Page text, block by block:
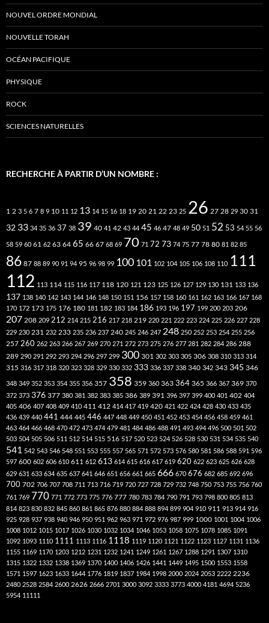
NOUVEL ORDRE MONDIAL
NOUVELLE TORAH
OCÉAN PACIFIQUE
PHYSIQUE
ROCK
SCIENCES NATURELLES
RECHERCHE À PARTIR D’UN NOMBRE :
1 2 3 5 6 7 8 9 10 11 12 13 14 15 16 18 19 20 21 22 23 25 26 27 28 29 30 31
32 33 34 35 36 37 38 39 40 41 42 43 44 45 46 47 48 49 50 51 52 53 54 55 56
58 59 60 61 62 63 64 65 66 67 68 69 70 71 72 73 74 75 77 78 80 81 82 85
86 87 88 89 90 91 94 95 96 98 99 100 101 102 104 105 106 108 110 111
112 113 114 115 116 117 118 120 121 123 125 126 127 129 130 131 133 136
137 138 140 142 143 144 146 148 150 151 156 157 158 160 161 162 163 166 167 168
170 172 173 175 176 180 181 182 183 184 186 193 196 197 199 200 203 206
207 208 209 212 214 215 216 217 218 219 220 221 222 223 224 225 226 227 228
229 230 231 232 233 235 236 237 240 245 246 247 248 250 252 253 254 255 256
257 260 262 263 266 267 269 270 271 272 273 275 276 277 281 282 284 286 288
289 290 291 292 293 294 296 297 299 300 301 302 303 305 306 308 310 313 314
315 316 317 318 320 323 328 329 330 332 333 336 337 338 340 342 343 345 346
348 349 352 353 354 355 356 357 358 359 360 363 364 365 366 367 369 370
372 373 376 377 380 381 382 383 385 386 389 391 396 397 399 400 401 402 404
405 406 407 408 409 410 411 412 414 417 419 420 421 422 424 428 430 433 435
436 439 440 441 444 445 446 447 448 449 450 451 452 453 454 456 458 459 461
463 464 466 468 470 472 473 474 479 481 484 486 488 491 493 494 496 500 501 502
503 504 505 506 511 512 514 515 516 517 520 523 524 526 528 530 531 534 535 540
541 542 543 546 548 551 553 555 557 565 571 572 573 576 580 581 586 588 591 596
597 600 602 606 610 611 612 613 614 615 616 617 619 620 622 623 625 626 628
629 631 633 634 635 637 641 646 651 656 661 665 666 670 676 682 685 692 696
700 702 706 707 708 711 713 716 719 720 727 728 729 732 748 750 753 755 756 760
761 769 770 771 772 773 775 776 777 780 783 784 790 791 793 798 800 805 813
814 823 830 832 845 860 861 865 876 880 884 888 894 899 904 910 911 913 914 916
925 928 937 938 940 946 950 951 962 963 971 972 976 987 999 1000 1001 1004 1006
1008 1012 1015 1017 1026 1030 1032 1034 1046 1053 1058 1075 1078 1085 1091
1092 1093 1110 1111 1113 1116 1118 1119 1120 1121 1122 1123 1127 1131 1136
1155 1169 1170 1203 1212 1231 1232 1241 1249 1261 1267 1288 1291 1307 1310
1315 1322 1332 1338 1369 1370 1400 1406 1426 1441 1449 1495 1500 1553 1558
1571 1597 1623 1633 1644 1776 1819 1837 1984 1998 2000 2024 2053 2222 2236
2480 2528 2584 2600 2626 2666 2701 3000 3092 3333 3773 4000 4181 4694 5236
5954 11111